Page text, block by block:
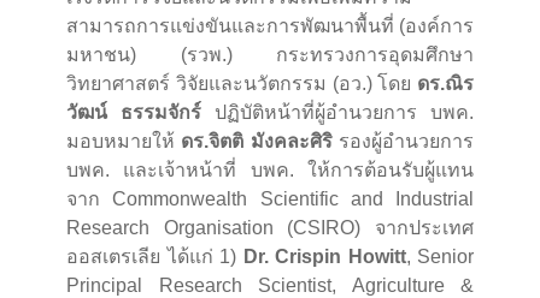
สามารถการแข่งขันและการพัฒนาพื้นที่ (องค์การ
มหาชน) (รวพ.) กระทรวงการอุดมศึกษา
วิทยาศาสตร์ วิจัยและนวัตกรรม (อว.) โดย ดร.ณิร
วัฒน์ ธรรมจักร์ ปฏิบัติหน้าที่ผู้อำนวยการ บพค.
มอบหมายให้ ดร.จิตติ มังคละศิริรองผู้อำนวยการ
บพค. และเจ้าหน้าที่ บพค. ให้การต้อนรับผู้แทน
จาก Commonwealth Scientific and Industrial
Research Organisation (CSIRO) จากประเทศ
ออสเตรเลีย ได้แก่ 1) Dr. Crispin Howitt, Senior
Principal Research Scientist, Agriculture &